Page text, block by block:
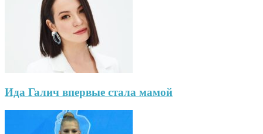
Ида Галич впервые стала мамой